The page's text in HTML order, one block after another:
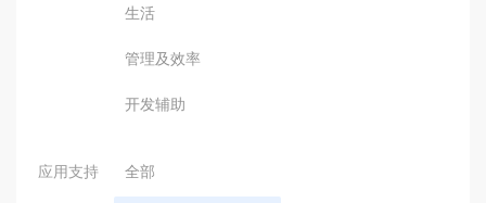
生活
管理及效率
开发辅助
应用支持 全部